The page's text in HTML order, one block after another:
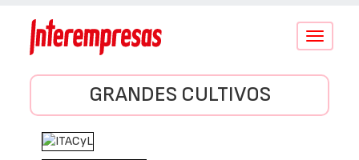
Conmutar
GRANDES CULTIVOS